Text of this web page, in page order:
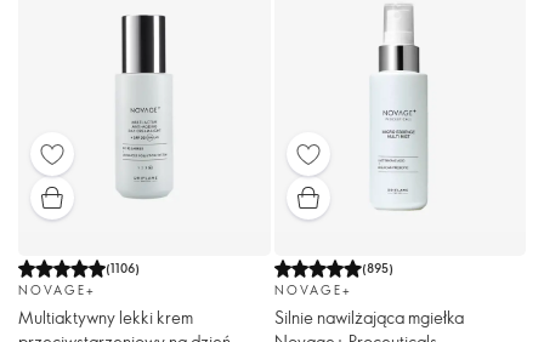
(1106)
NOVAGE+
Multiaktywny lekki krem
(895)
NOVAGE+
Silnie nawilżająca mgiełka